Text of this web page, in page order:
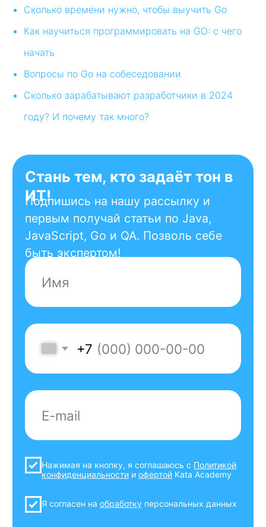
Сколько времени нужно, чтобы выучить Go
Как научиться программировать на GO: с чего
начать
Вопросы по Go на собеседовании
Сколько зарабатывают разработчики в 2024
году? И почему так много?
Политика конфиденциальности
О платформе
Информация о получении налогового
вычета за обучение
Сведения об образовательной
Реестровая запись Реестра российского
ПО №26690 от 28.02.2025. Произведена
на основании поручения Министерства
цифрового развития, связи и массовых
коммуникаций Российской Федерации
от 28.02.2025 по протоколу заседания
экспертного совета от 14.02.2025 №96пр
© 2026 KATA Programming Academy